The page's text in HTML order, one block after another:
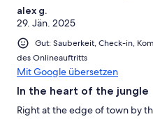
alex g.
29. Jän. 2025
Gut: Sauberkeit, Check-in,
des Onlineauftritts
Mit Google übersetzen
In the heart of the jungle
Right at the edge of town by